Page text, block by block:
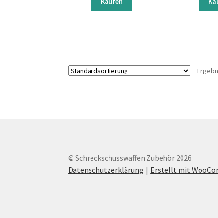
© Schreckschusswaffen Zubehör 2026
Datenschutzerklärung
Erstellt mit